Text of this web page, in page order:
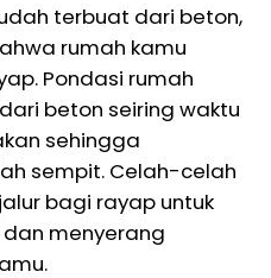
terbuat dari beton,
rumah kamu
Pondasi rumah
beton seiring waktu
sehingga
sempit. Celah-celah
bagi rayap untuk
menyerang